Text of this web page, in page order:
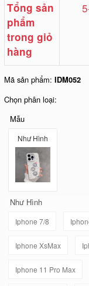
Tổng sản
phẩm
trong giỏ
hàng
Mã sản phẩm:IDM052
Chọn phân loại:
Mẫu
Như Hình
Như Hình
Iphone 7/8
Iphone XsMax
Iphone 11 Pro Max